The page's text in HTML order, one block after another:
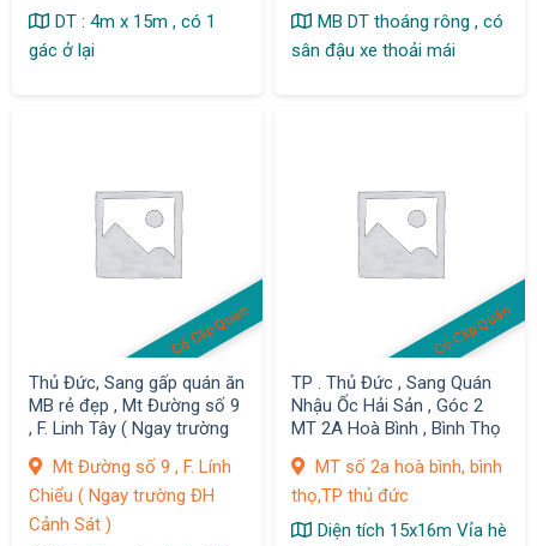
DT : 4m x 15m , có 1
gác ở lại
MB DT thoáng rông , có
sân đậu xe thoải mái
Có Clip Quán
Thủ Đức, Sang gấp quán ăn
MB rẻ đẹp , Mt Đường số 9
, F. Linh Tây ( Ngay trường
Mt Đường số 9 , F. Lính
Chiểu ( Ngay trường ĐH
Cảnh Sát )
Có Clip Quán
TP . Thủ Đức , Sang Quán
Nhậu Ốc Hải Sản , Góc 2
MT 2A Hoà Bình , Bình Thọ
MT số 2a hoà bình, bình
thọ,TP thủ đức
Diện tích 15x16m Vỉa hè